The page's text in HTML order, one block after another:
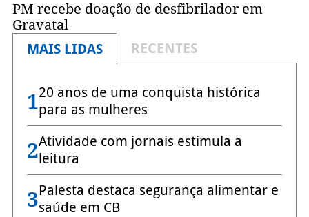
PM recebe doação de desfibrilador em
Gravatal
MAIS LIDAS
RECENTES
120 anos de uma conquista histórica
para as mulheres
2Atividade com jornais estimula a
leitura
3Palesta destaca segurança alimentar e
saúde em CB